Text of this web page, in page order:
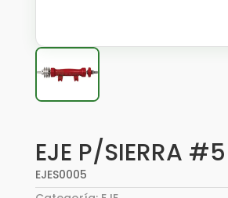
EJE P/SIERRA #5
EJES0005